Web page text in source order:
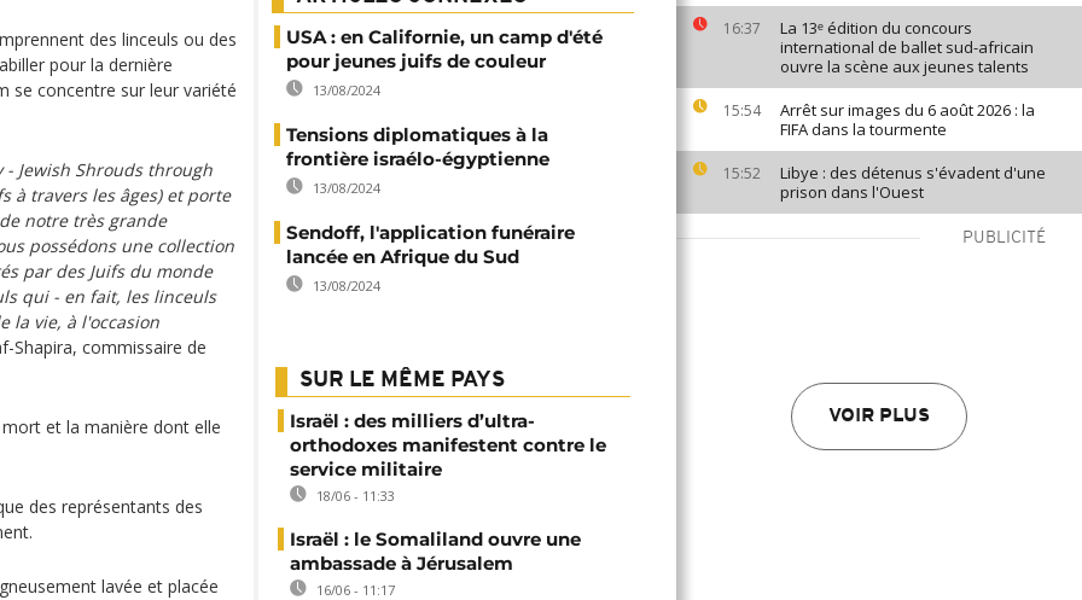
16:37
La 13ᵉ édition du concours
international de ballet sud-africain
ouvre la scène aux jeunes talents
15:54
Arrêt sur images du 6 août 2026 : la
FIFA dans la tourmente
15:52
Libye : des détenus s'évadent d'une
prison dans l'Ouest
PUBLICITÉ
VOIR PLUS
des linceuls ou des
pour la dernière
se concentre sur leur variété
Jewish Shrouds through
à travers les âges) et porte
notre très grande
possédons une collection
par des Juifs du monde
qui - en fait, les linceuls
la vie, à l'occasion
Shapira, commissaire de
et la manière dont elle
des représentants des
lavée et placée
USA : en Californie, un camp d'été
pour jeunes juifs de couleur
13/08/2024
Tensions diplomatiques à la
frontière israélo-égyptienne
13/08/2024
Sendoff, l'application funéraire
lancée en Afrique du Sud
13/08/2024
SUR LE MÊME PAYS
Israël : des milliers d’ultra-
orthodoxes manifestent contre le
service militaire
18/06 - 11:33
Israël : le Somaliland ouvre une
ambassade à Jérusalem
16/06 - 11:17